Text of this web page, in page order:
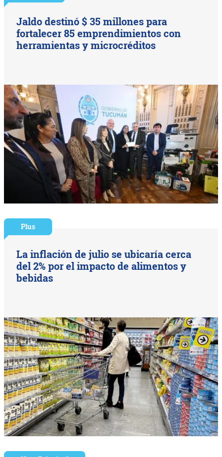
Jaldo destinó $ 35 millones para
fortalecer 85 emprendimientos con
herramientas y microcréditos
Plus
La inflación de julio se ubicaría cerca
del 2% por el impacto de alimentos y
bebidas